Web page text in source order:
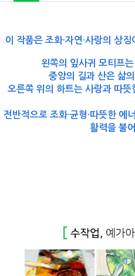
이 작품은조화·자연·사랑의 상징
왼쪽의 잎사귀 모티프는
중앙의 길과 산은삶
오른쪽 위의 하트는사랑과 따뜻
전반적으로조화·균형·따뜻한 에
활력을 불